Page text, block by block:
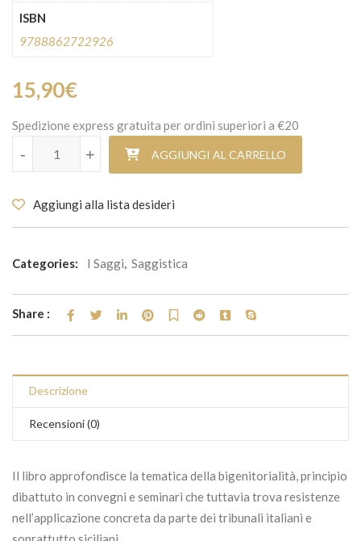
ISBN
9788862722926
15,90€
Spedizione express gratuita per ordini superiori a €20
Separazione e bigenitorialità quantità
+
- AGGIUNGI AL CARRELLO
Aggiungi alla lista desideri
Categories: I Saggi, Saggistica
Share :
Descrizione
Recensioni (0)
Il libro approfondisce la tematica della bigenitorialità, principio
dibattuto in convegni e seminari che tuttavia trova resistenze
nell’applicazione concreta da parte dei tribunali italiani e